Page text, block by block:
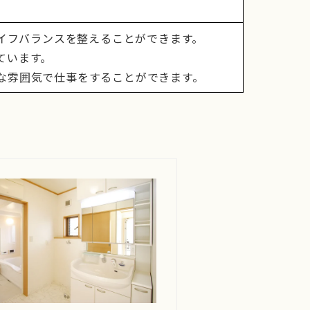
バランスを整えることができます。
ます。
囲気で仕事をすることができます。